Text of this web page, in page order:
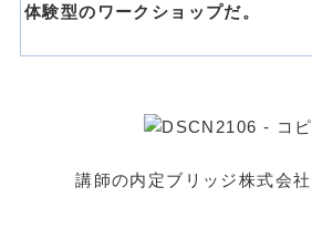
体験型のワークショップだ。
講師の内定ブリッジ株式会